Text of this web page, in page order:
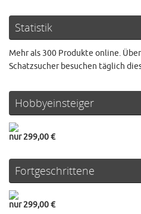
Statistik
Mehr als 300 Produkte online.
Schatzsucher besuchen täglich
Hobbyeinsteiger
nur 299,00 €
Fortgeschrittene
nur 299,00 €